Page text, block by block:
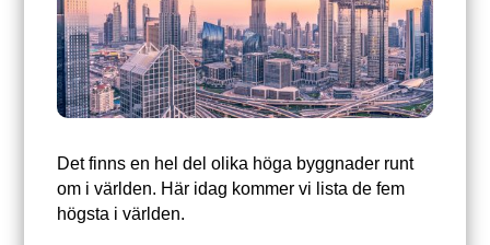
Det finns en hel del olika höga byggnader runt
om i världen. Här idag kommer vi lista de fem
högsta i världen.